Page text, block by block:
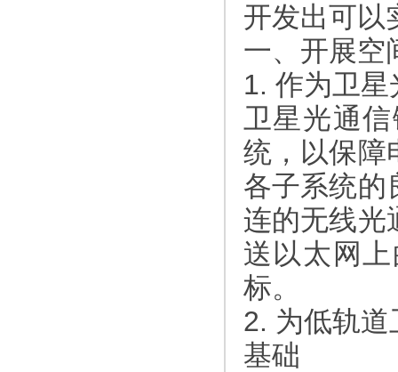
开发出可以
一、开展空
1. 作为卫
卫星光通
统，以保障
各子系统的
连的无线光
送以太网
标。
2. 为低轨
基础